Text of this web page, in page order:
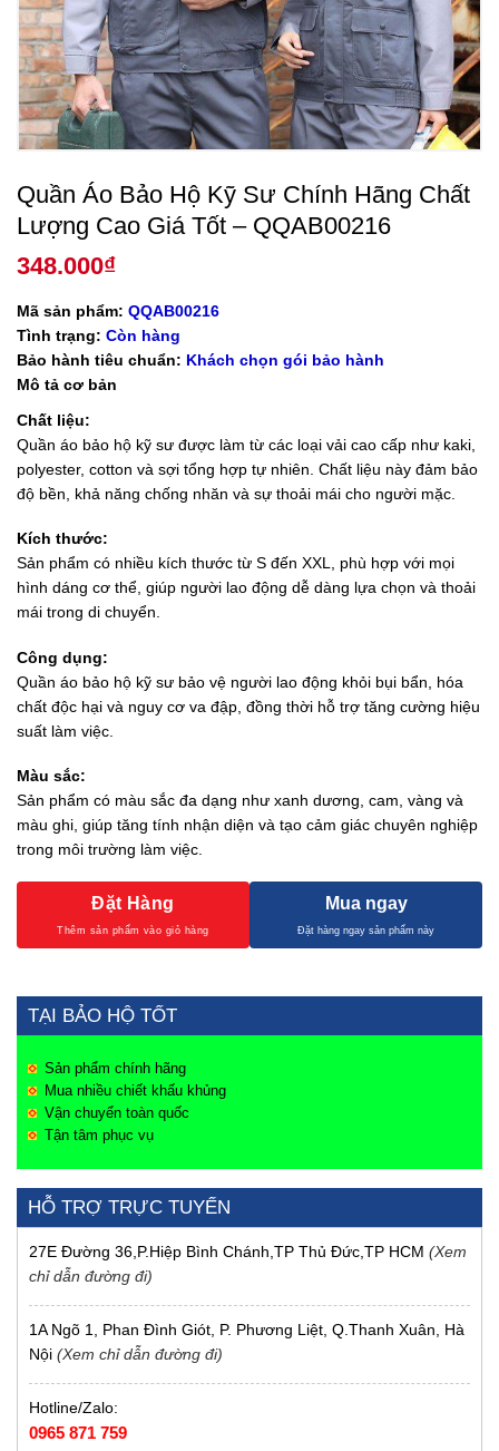
Quần Áo Bảo Hộ Kỹ Sư Chính Hãng Chất
Lượng Cao Giá Tốt – QQAB00216
348.000₫
Mã sản phẩm: QQAB00216
Tình trạng: Còn hàng
Bảo hành tiêu chuẩn: Khách chọn gói bảo hành
Mô tả cơ bản
Chất liệu:
Quần áo bảo hộ kỹ sư được làm từ các loại vải cao cấp như kaki,
polyester, cotton và sợi tổng hợp tự nhiên. Chất liệu này đảm bảo
độ bền, khả năng chống nhăn và sự thoải mái cho người mặc.
Kích thước:
Sản phẩm có nhiều kích thước từ S đến XXL, phù hợp với mọi
hình dáng cơ thể, giúp người lao động dễ dàng lựa chọn và thoải
mái trong di chuyển.
Công dụng:
Quần áo bảo hộ kỹ sư bảo vệ người lao động khỏi bụi bẩn, hóa
chất độc hại và nguy cơ va đập, đồng thời hỗ trợ tăng cường hiệu
suất làm việc.
Màu sắc:
Sản phẩm có màu sắc đa dạng như xanh dương, cam, vàng và
màu ghi, giúp tăng tính nhận diện và tạo cảm giác chuyên nghiệp
trong môi trường làm việc.
Đặt Hàng Mua ngay
TẠI BẢO HỘ TỐT
Sản phẩm chính hãng
Mua nhiều chiết khấu khủng
Vận chuyển toàn quốc
Tận tâm phục vụ
HỖ TRỢ TRỰC TUYẾN
27E Đường 36,P.Hiệp Bình Chánh,TP Thủ Đức,TP HCM (Xem
chỉ dẫn đường đi)
1A Ngõ 1, Phan Đình Giót, P. Phương Liệt, Q.Thanh Xuân, Hà
Nội (Xem chỉ dẫn đường đi)
Hotline/Zalo:
0965 871 759